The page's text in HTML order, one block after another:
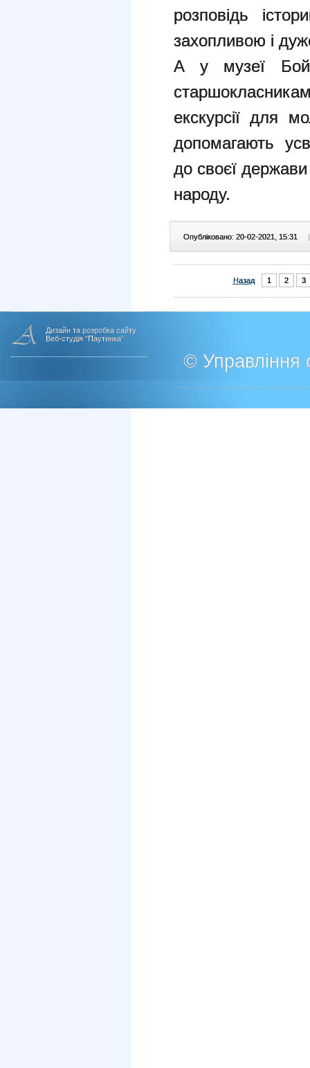
розповідь
захопливою і
А у музеї
екскурсії для
допомагають
до своєї
народу.
Опубліковано: 20-02-2021, 15:31 |
Назад 1 2 3
Дизайн та розробка сайту
Веб-студія "Паутинка"
© Управління